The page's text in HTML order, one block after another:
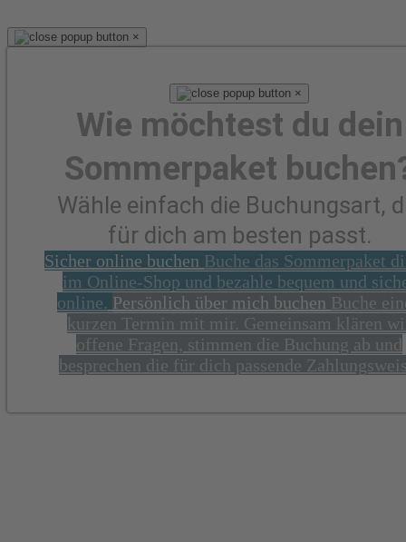
×
×
Wie möchtest du dein
Sommerpaket
Wähle einfach die Buchungsart,
für dich am besten passt.
Sicher online buchen Buche das Sommerpaket
im Online-Shop und bezahle bequem und
online. Persönlich über mich buchen Buche
kurzen Termin mit mir. Gemeinsam klären
offene Fragen, stimmen die Buchung ab und
besprechen die für dich passende